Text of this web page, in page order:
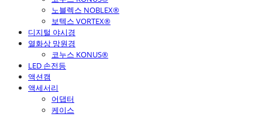
노블렉스 NOBLEX®
보텍스 VORTEX®
디지털 야시경
열화상 망원경
코누스 KONUS®
LED 손전등
액션캠
액세서리
어댑터
케이스